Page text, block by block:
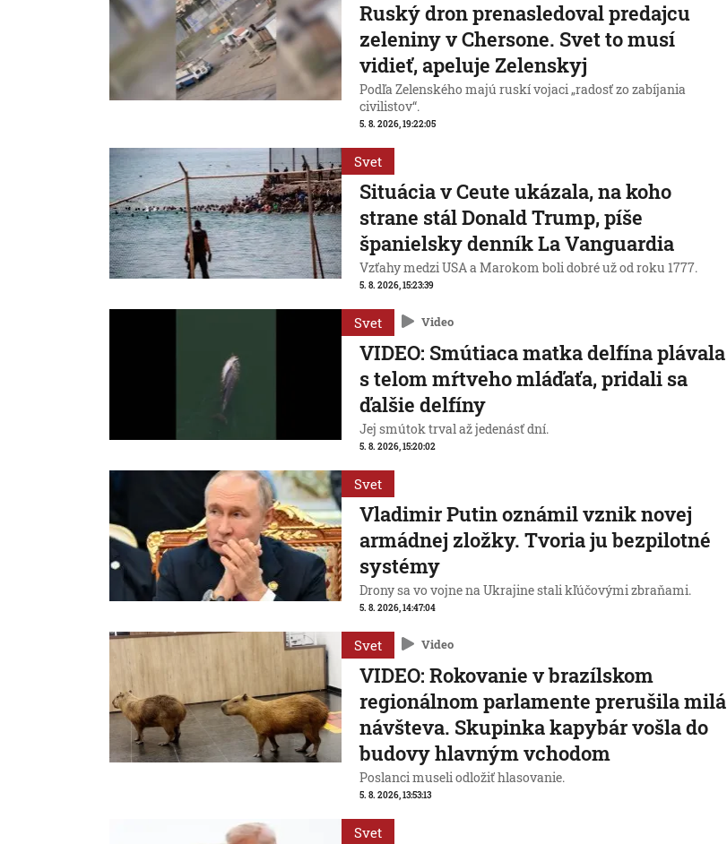
Ruský dron prenasledoval predajcu
zeleniny v Chersone. Svet to musí
vidieť, apeluje Zelenskyj
Podľa Zelenského majú ruskí vojaci „radosť zo zabíjania
civilistov“.
5. 8. 2026, 19:22:05
Svet
Situácia v Ceute ukázala, na koho
strane stál Donald Trump, píše
španielsky denník La Vanguardia
Vzťahy medzi USA a Marokom boli dobré už od roku 1777.
5. 8. 2026, 15:23:39
Svet Video
VIDEO: Smútiaca matka delfína plávala
s telom mŕtveho mláďaťa, pridali sa
ďalšie delfíny
Jej smútok trval až jedenásť dní.
5. 8. 2026, 15:20:02
Svet
Vladimir Putin oznámil vznik novej
armádnej zložky. Tvoria ju bezpilotné
systémy
Drony sa vo vojne na Ukrajine stali kľúčovými zbraňami.
5. 8. 2026, 14:47:04
Svet Video
VIDEO: Rokovanie v brazílskom
regionálnom parlamente prerušila milá
návšteva. Skupinka kapybár vošla do
budovy hlavným vchodom
Poslanci museli odložiť hlasovanie.
5. 8. 2026, 13:53:13
Svet